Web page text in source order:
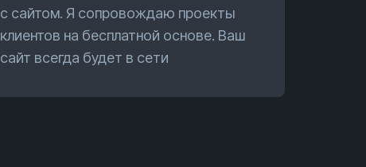
с сайтом. Я сопровождаю проекты
клиентов на бесплатной основе. Ваш
сайт всегда будет в сети